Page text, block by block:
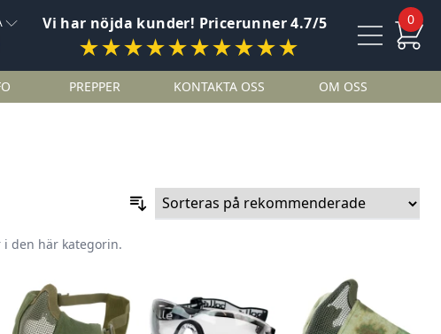
Vi har nöjda kunder! Pricerunner 4.7/5
★★★★★★★★★★
0
PREPPER KONTAKTA OSS OM OSS
den här kategorin.